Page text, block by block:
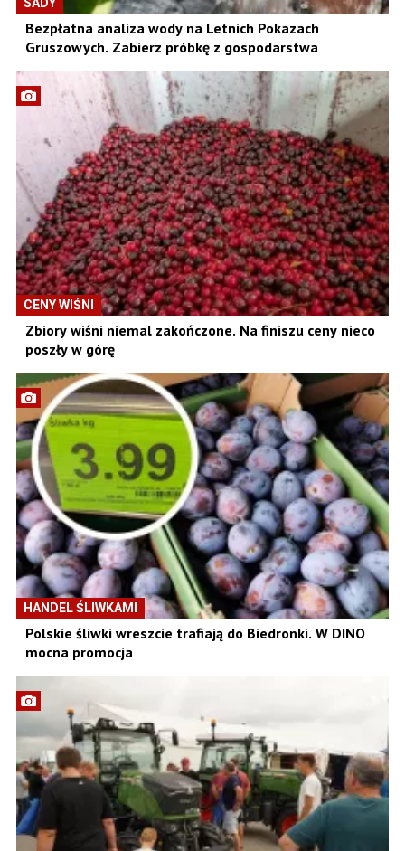
Bezpłatna analiza wody na Letnich Pokazach
Gruszowych. Zabierz próbkę z gospodarstwa
CENY WIŚNI
Zbiory wiśni niemal zakończone. Na finiszu ceny nieco
poszły w górę
HANDEL ŚLIWKAMI
Polskie śliwki wreszcie trafiają do Biedronki. W DINO
mocna promocja